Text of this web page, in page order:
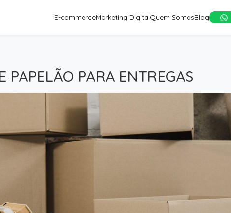
E-commerceMarketing DigitalQuem SomosBlog
PAPELÃO PARA ENTREGAS